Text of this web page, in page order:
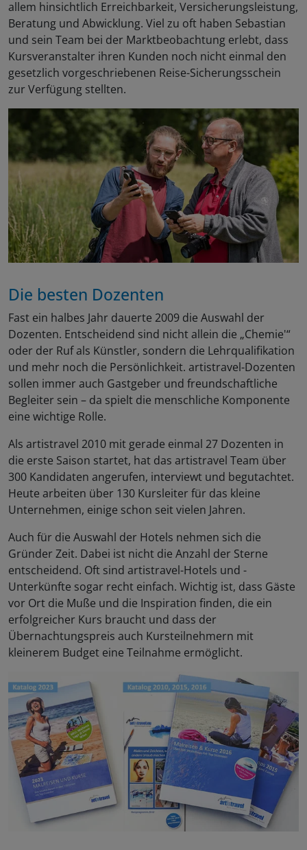
allem hinsichtlich Erreichbarkeit, Versicherungsleistung,
Beratung und Abwicklung. Viel zu oft haben Sebastian
und sein Team bei der Marktbeobachtung erlebt, dass
Kursveranstalter ihren Kunden noch nicht einmal den
gesetzlich vorgeschriebenen Reise-Sicherungsschein
zur Verfügung stellten.
Die besten Dozenten
Fast ein halbes Jahr dauerte 2009 die Auswahl der
Dozenten. Entscheidend sind nicht allein die „Chemie'“
oder der Ruf als Künstler, sondern die Lehrqualifikation
und mehr noch die Persönlichkeit. artistravel-Dozenten
sollen immer auch Gastgeber und freundschaftliche
Begleiter sein – da spielt die menschliche Komponente
eine wichtige Rolle.
Als artistravel 2010 mit gerade einmal 27 Dozenten in
die erste Saison startet, hat das artistravel Team über
300 Kandidaten angerufen, interviewt und begutachtet.
Heute arbeiten über 130 Kursleiter für das kleine
Unternehmen, einige schon seit vielen Jahren.
Auch für die Auswahl der Hotels nehmen sich die
Gründer Zeit. Dabei ist nicht die Anzahl der Sterne
entscheidend. Oft sind artistravel-Hotels und -
Unterkünfte sogar recht einfach. Wichtig ist, dass Gäste
vor Ort die Muße und die Inspiration finden, die ein
erfolgreicher Kurs braucht und dass der
Übernachtungspreis auch Kursteilnehmern mit
kleinerem Budget eine Teilnahme ermöglicht.